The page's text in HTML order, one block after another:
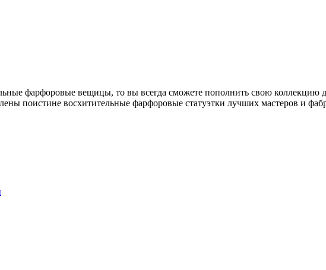
фарфоровые вещицы, то вы всегда сможете пополнить свою
поистине восхитительные фарфоровые статуэтки лучших мастеров и